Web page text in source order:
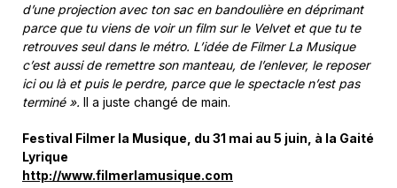
d’une projection avec ton sac en bandoulière en déprimant
parce que tu viens de voir un film sur le Velvet et que tu te
retrouves seul dans le métro. L’idée de Filmer La Musique
c’est aussi de remettre son manteau, de l’enlever, le reposer
ici ou là et puis le perdre, parce que le spectacle n’est pas
terminé ». Il a juste changé de main.
Festival Filmer la Musique, du 31 mai au 5 juin, à la Gaité
Lyrique
http://www.filmerlamusique.com